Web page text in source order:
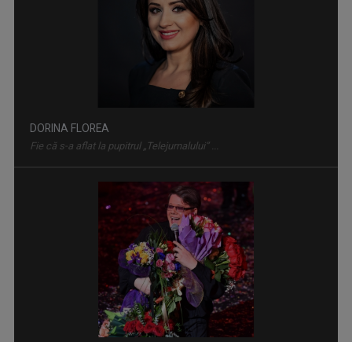
TVR 2 oferă telespectatorilor săi ocazia de a ...
Fie că s-a aflat la pupitrul „Telejurnalului” ...
PAUL SURUGIU - FUEGO
Artist de succes, cu mare priză la public și o ...